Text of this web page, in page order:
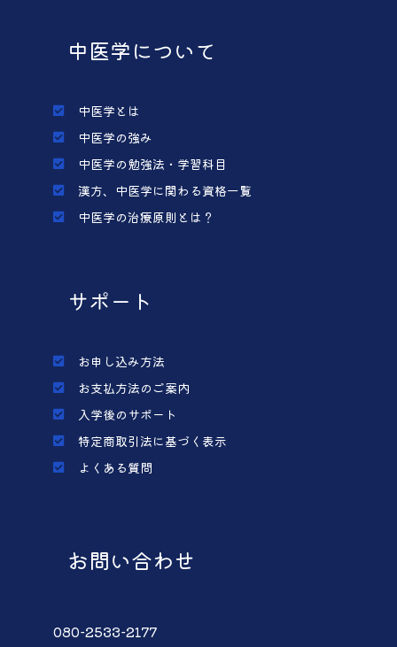
中医学について
中医学とは
中医学の強み
中医学の勉強法・学習科目
漢方、中医学に関わる資格一覧
中医学の治療原則とは？
サポート
お申し込み方法
お支払方法のご案内
入学後のサポート
特定商取引法に基づく表示
よくある質問
お問い合わせ
080-2533-2177